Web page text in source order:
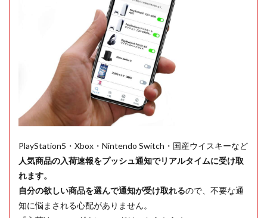
PlayStation5・Xbox・Nintendo Switch・国産ウイスキーなど
人気商品の入荷速報をプッシュ通知でリアルタイムに受け取
れます。
自分の欲しい商品を選んで通知が受け取れるので、不要な通
知に悩まされる心配がありません。